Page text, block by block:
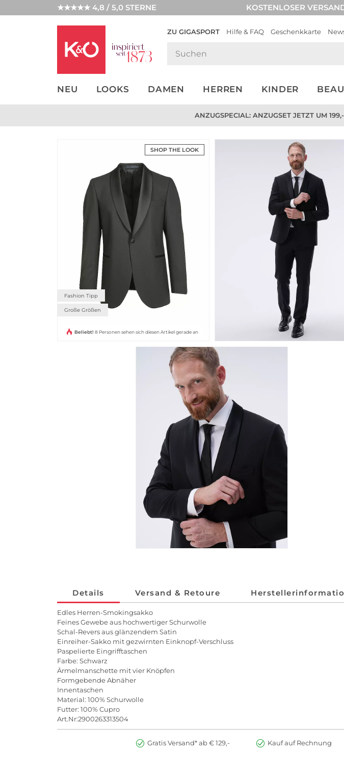
★★★★★ 4,8 / 5,0 STERNE KOSTENLOSER
ZU GIGASPORT Hilfe & FAQ Geschenkkarte
NEU LOOKS DAMEN HERREN KINDER
NEW IN
WEDDING
ANZUGSPECIAL: ANZUGSET JETZT UM 199,-
SHOP THE LOOK
Fashion Tipp
Große Größen
Beliebt! 8 Personen sehen sich diesen Artikel gerade an
Details Versand & Retoure
Edles Herren-Smokingsakko
Feines Gewebe aus hochwertiger Schurwolle
Schal-Revers aus glänzendem Satin
Einreiher-Sakko mit gezwirnten Einknopf-Verschluss
Paspelierte Eingrifftaschen
Farbe: Schwarz
Ärmelmanschette mit vier Knöpfen
Formgebende Abnäher
Innentaschen
Material: 100% Schurwolle
Futter: 100% Cupro
Art.Nr:2900263313504
Gratis Versand* ab € 129,- Kauf auf Rechnung